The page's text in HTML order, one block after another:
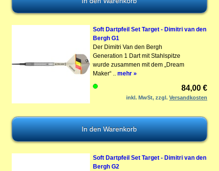
Soft Dartpfeil Set Target - Dimitri van den
Bergh G1
Der Dimitri Van den Bergh
Generation 1 Dart mit Stahlspitze
wurde zusammen mit dem „Dream
Maker“ .. mehr »
84,00 €
inkl. MwSt, zzgl.Versandkosten
Soft Dartpfeil Set Target - Dimitri van den
Bergh G2